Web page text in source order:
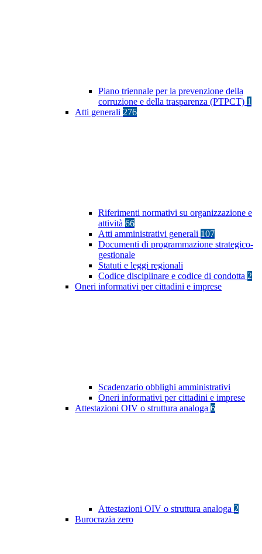
Piano triennale per la prevenzione della
corruzione e della trasparenza (PTPCT) 1
Atti generali 276
Riferimenti normativi su organizzazione e
attività 66
Atti amministrativi generali 107
Documenti di programmazione strategico-
gestionale
Statuti e leggi regionali
Codice disciplinare e codice di condotta 2
Oneri informativi per cittadini e imprese
Scadenzario obblighi amministrativi
Oneri informativi per cittadini e imprese
Attestazioni OIV o struttura analoga 6
Attestazioni OIV o struttura analoga 2
Burocrazia zero